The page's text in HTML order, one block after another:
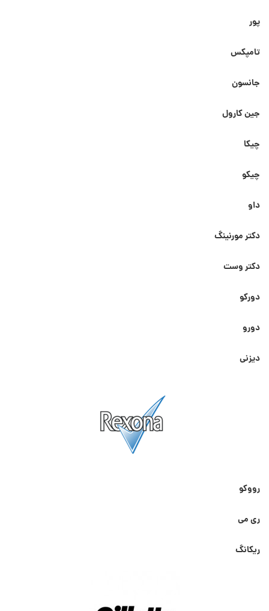
پور
تامپکس
جانسون
جین کارول
چیکا
چیکو
داو
دکتر مورنینگ
دکتر وست
دورکو
دورو
دیزنی
رووکو
ری می
ریکانگ